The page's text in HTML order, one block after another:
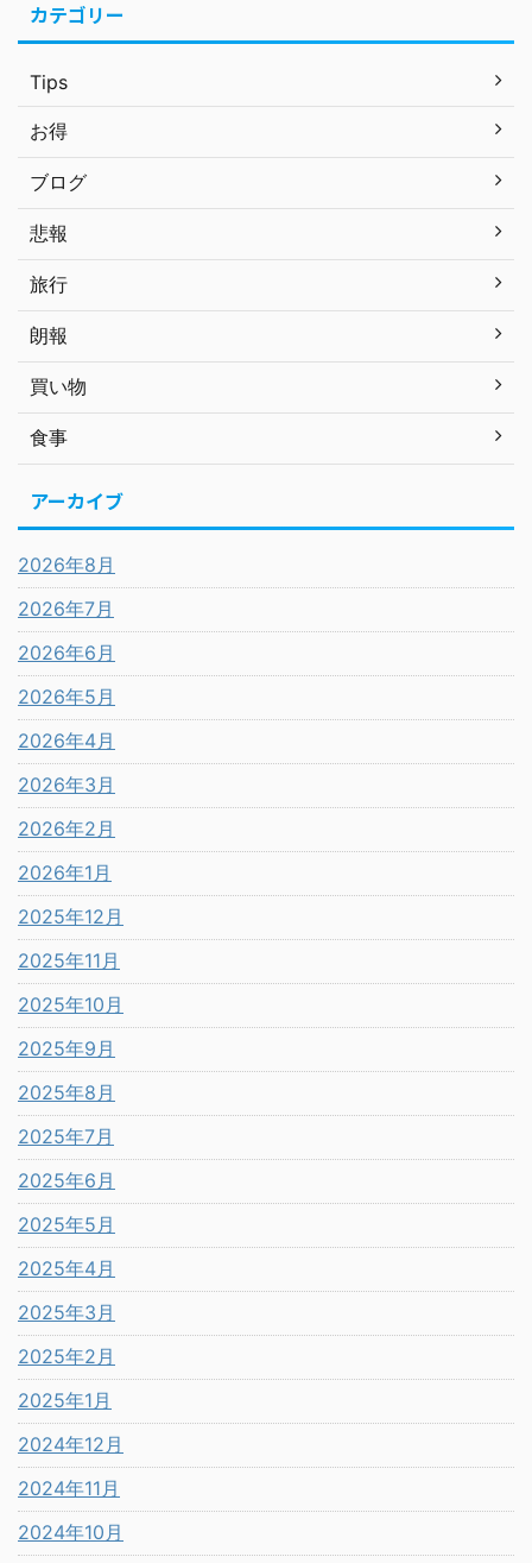
カテゴリー
Tips
お得
ブログ
悲報
旅行
朗報
買い物
食事
アーカイブ
2026年8月
2026年7月
2026年6月
2026年5月
2026年4月
2026年3月
2026年2月
2026年1月
2025年12月
2025年11月
2025年10月
2025年9月
2025年8月
2025年7月
2025年6月
2025年5月
2025年4月
2025年3月
2025年2月
2025年1月
2024年12月
2024年11月
2024年10月